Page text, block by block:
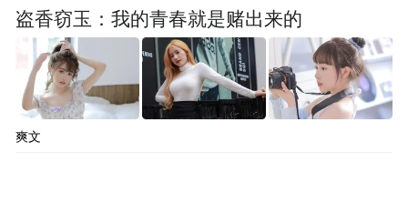
盗香窃玉：我的青春就是赌出来的
爽文